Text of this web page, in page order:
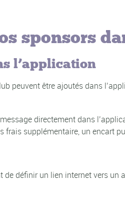
sponsors
l’application
peuvent être ajoutés dans
directement dans
frais supplémentaire, un encart
de définir un lien internet vers un